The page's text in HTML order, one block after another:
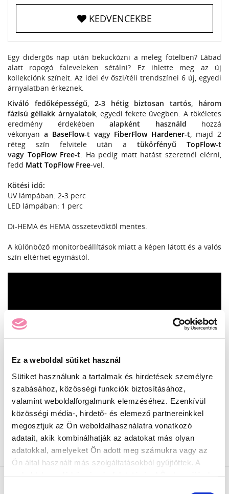
Ez a weboldal sütiket használ
Sütiket használunk a tartalmak és hirdetések személyre
szabásához, közösségi funkciók biztosításához,
valamint weboldalforgalmunk elemzéséhez. Ezenkívül
közösségi média-, hirdető- és elemező partnereinkkel
megosztjuk az Ön weboldalhasználatra vonatkozó
adatait, akik kombinálhatják az adatokat más olyan
adatokkal, amelyeket Ön adott meg számukra vagy az
Ön által használt más szolgáltatásokból gyűjtöttek. A
KEDVENCEKBE
Egy didergős nap után bekuckózni a meleg fotelben? Lábad
alatt ropogó faleveleken sétálni? Ez ihlette meg az új
kollekciónk színeit. Az idei év őszi/téli trendszínei 6 új, egyedi
árnyalatban érkeznek.
Kiváló fedőképességű, 2-3 hétig biztosan tartós, három
fázisú géllakk árnyalatok, egyedi fekete üvegben. A tökéletes
eredmény érdekében alapként használd hozzá
vékonyan a BaseFlow-t vagy FiberFlow Hardener-t, majd 2
réteg szín felvitele után atükörfényűTopFlow-t
vagy TopFlow Free-t. Ha pedig matt hatást szeretnél elérni,
fedd Matt TopFlow Free-vel.
Kötési idő:
UV lámpában: 2-3 perc
LED lámpában: 1 perc
Di-HEMA és HEMA összetevőktől mentes.
A különböző monitorbeállítások miatt a képen látott és a valós
szín eltérhet egymástól.
INGYENES SZÁLLÍTÁS
24990 Ft feletti rendelés esetén